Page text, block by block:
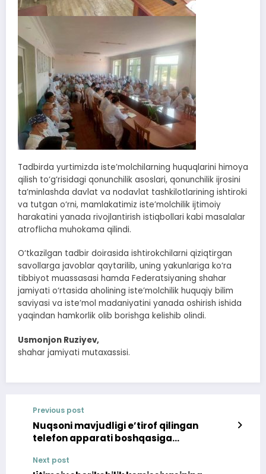
Tadbirda yurtimizda iste’molchilarning huquqlarini himoya
qilish to‘g‘risidagi qonunchilik asoslari, qonunchilik ijrosini
ta’minlashda davlat va nodavlat tashkilotlarining ishtiroki
va tutgan o‘rni, mamlakatimiz iste’molchilik ijtimoiy
harakatini yanada rivojlantirish istiqbollari kabi masalalar
atroflicha muhokama qilindi.
O‘tkazilgan tadbir doirasida ishtirokchilarni qiziqtirgan
savollarga javoblar qaytarilib, uning yakunlariga ko‘ra
tibbiyot muassasasi hamda Federatsiyaning shahar
jamiyati o‘rtasida aholining iste’molchilik huquqiy bilim
saviyasi va iste’mol madaniyatini yanada oshirish ishida
yaqindan hamkorlik olib borishga kelishib olindi.
Usmonjon Ruziyev,
shahar jamiyati mutaxassisi.
Previous post
Nuqsoni mavjudligi e’tirof qilingan
telefon apparati boshqasiga
Next post